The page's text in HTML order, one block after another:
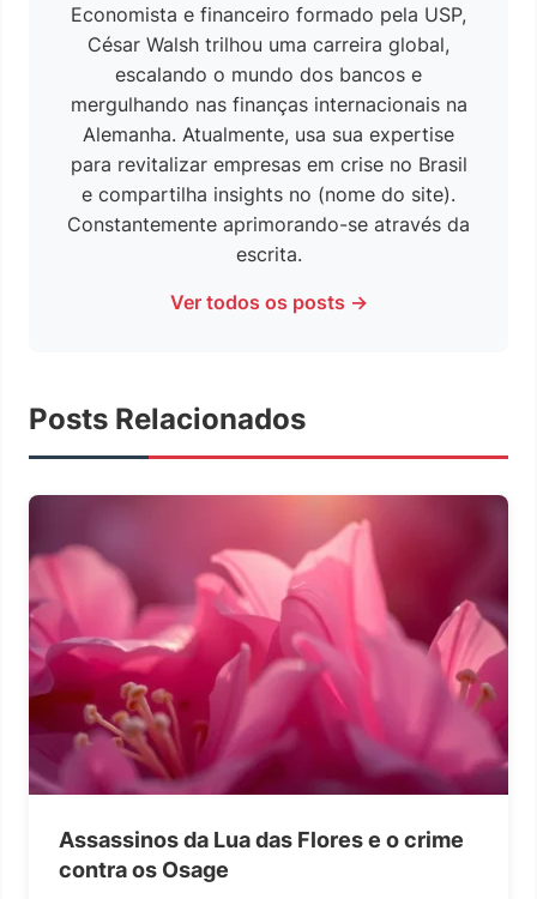
Economista e financeiro formado pela USP,
César Walsh trilhou uma carreira global,
escalando o mundo dos bancos e
mergulhando nas finanças internacionais na
Alemanha. Atualmente, usa sua expertise
para revitalizar empresas em crise no Brasil
e compartilha insights no (nome do site).
Constantemente aprimorando-se através da
escrita.
Ver todos os posts →
Posts Relacionados
Assassinos da Lua das Flores e o crime
contra os Osage